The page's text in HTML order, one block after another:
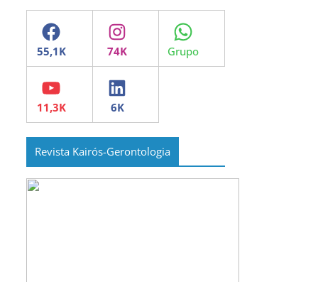
Facebook Instagram WhatsApp
YouTube LinkedIn
Revista Kairós-Gerontologia